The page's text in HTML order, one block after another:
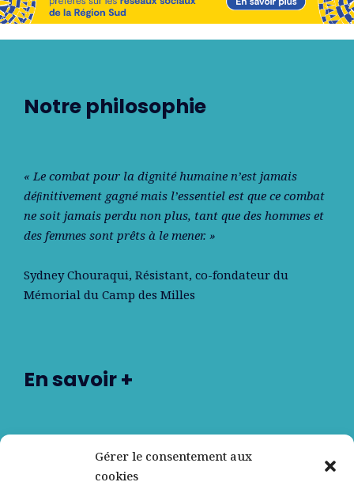
Gérer le consentement aux
cookies
Notre philosophie
« Le combat pour la dignité humaine n’est jamais
déﬁnitivement gagné mais l’essentiel est que ce combat
ne soit jamais perdu non plus, tant que des hommes et
des femmes sont prêts à le mener. »
Sydney Chouraqui, Résistant, co-fondateur du
Mémorial du Camp des Milles
En savoir +